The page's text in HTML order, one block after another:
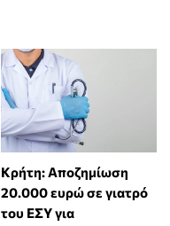
Κρήτη: Αποζημίωση
20.000 ευρώ σε γιατρό
του ΕΣΥ για